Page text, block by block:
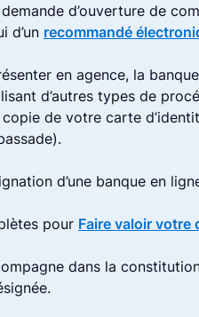
d’ouverture de
d’un recommandé
en agence, la
d’autres types de
copie de votre carte
d’une banque en
pour Faire valoir votre
dans la